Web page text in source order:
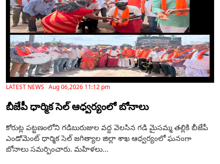
LATEST NEWS Aug 06,2026 11:12 pm
బీజేపీ ధార్మిక సెల్ ఆధ్వర్యంలో బోనాలు
కోరుట్ల పట్టణంలోని గడిబురుజుల వద్ద వెలసిన గడి మైసమ్మ తల్లికి బీజేపీ
ఎండోమెంట్ ధార్మిక సెల్ జగిత్యాల జిల్లా శాఖ ఆధ్వర్యంలో ఘనంగా
బోనాలు సమర్పించారు. మహిళలు...